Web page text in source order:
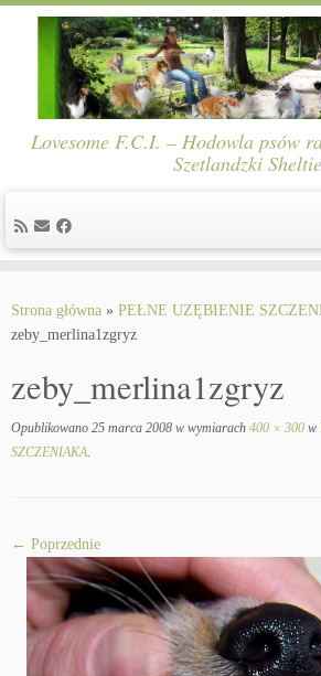
content
Lovesome F.C.I. – Hodowla psów
Szetlandzki Sheltie
Strona główna » PEŁNE UZĘBIENIE
zeby_merlina1zgryz
zeby_merlina1zgryz
Opublikowano 25 marca 2008 w wymiarach 400 × 300 w
SZCZENIAKA.
← Poprzednie